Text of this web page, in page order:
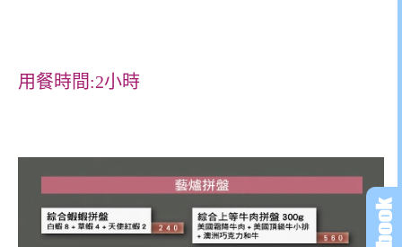
用餐時間:2小時